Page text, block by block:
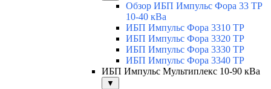
Обзор ИБП Импульс Фора 33 ТР
10-40 кВа
ИБП Импульс Фора 3310 ТР
ИБП Импульс Фора 3320 ТР
ИБП Импульс Фора 3330 ТР
ИБП Импульс Фора 3340 ТР
ИБП Импульс Мультиплекс 10-90 кВа
▼